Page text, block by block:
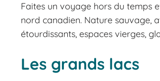
Faites un voyage hors du temps
nord canadien. Nature sauvage,
étourdissants, espaces vierges,
Les grands lacs